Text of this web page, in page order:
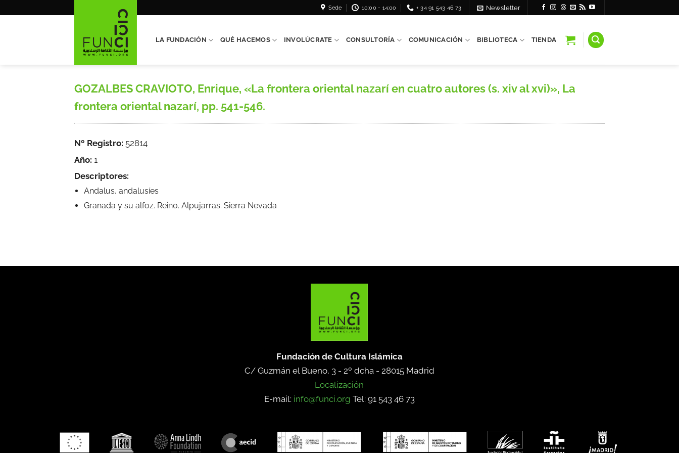
Sede 10:00 - 14:00 + 34 91 543 46 73 Newsletter
LA FUNDACIÓN QUÉ HACEMOS INVOLÚCRATE CONSULTORÍA COMUNICACIÓN BIBLIOTECA TIENDA
GOZALBES CRAVIOTO, Enrique, «La frontera oriental nazarí en cuatro autores (s. xiv al xvi)», La
frontera oriental nazarí, pp. 541-546.
Nº Registro: 52814
Año: 1
Descriptores:
Andalus, andalusíes
Granada y su alfoz. Reino. Alpujarras. Sierra Nevada
Fundación de Cultura Islámica
C/ Guzmán el Bueno, 3 - 2º dcha - 28015 Madrid
Localización
E-mail: info@funci.org Tel: 91 543 46 73